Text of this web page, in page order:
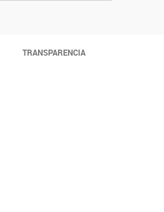
TRANSPARENCIA